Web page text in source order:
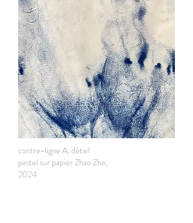
contre-ligne A, détail
pastel sur papier Zhao Zhe,
2024